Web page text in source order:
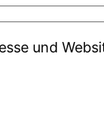
und